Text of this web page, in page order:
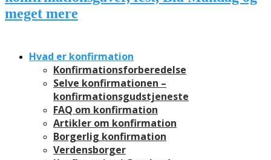
Hvad er konfirmation
Konfirmationsforberedelse
Selve konfirmationen –
konfirmationsgudstjeneste
FAQ om konfirmation
Artikler om konfirmation
Borgerlig konfirmation
Verdensborger